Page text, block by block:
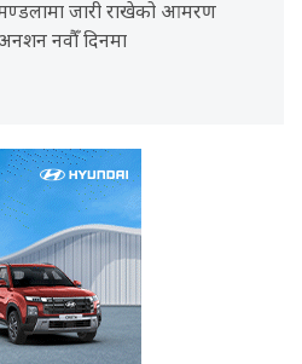
जारी राखेको आमरण
नवौँ दिनमा